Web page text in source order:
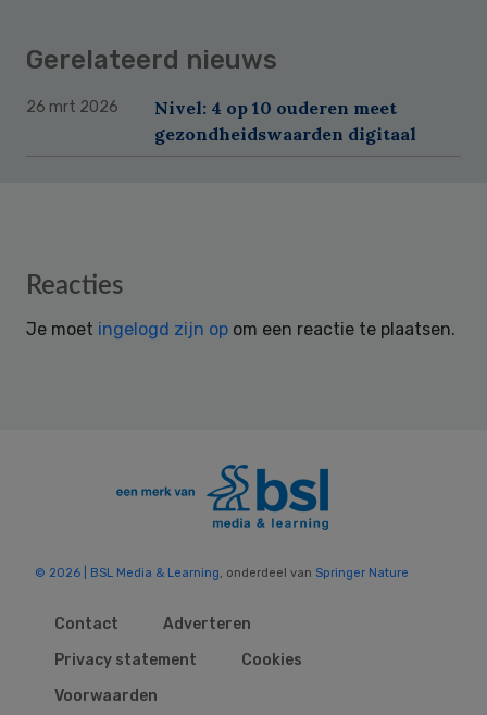
Gerelateerd nieuws
26 mrt 2026
Nivel: 4 op 10 ouderen meet
gezondheidswaarden digitaal
Reader
Reacties
Je moet ingelogd zijn op om een reactie te plaatsen.
© 2026 | BSL Media & Learning, onderdeel van Springer Nature
Contact
Adverteren
Privacy statement
Cookies
Voorwaarden